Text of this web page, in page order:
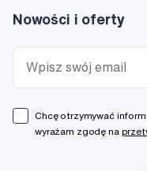
Nowości i oferty
Chcę otrzymywać
wyrażam zgodę na